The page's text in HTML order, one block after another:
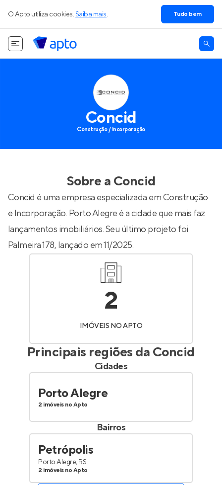
O Apto utiliza cookies. Saiba mais. Tudo bem
Concid
Construção / Incorporação
Sobre a Concid
Concid é uma empresa especializada em Construção
e Incorporação. Porto Alegre é a cidade que mais faz
lançamentos imobiliários. Seu último projeto foi
Palmeira 178, lançado em 11/2025.
2
IMÓVEIS NO APTO
Principais regiões da Concid
Cidades
Porto Alegre
2 imóveis no Apto
Bairros
Petrópolis
Porto Alegre, RS
2 imóveis no Apto